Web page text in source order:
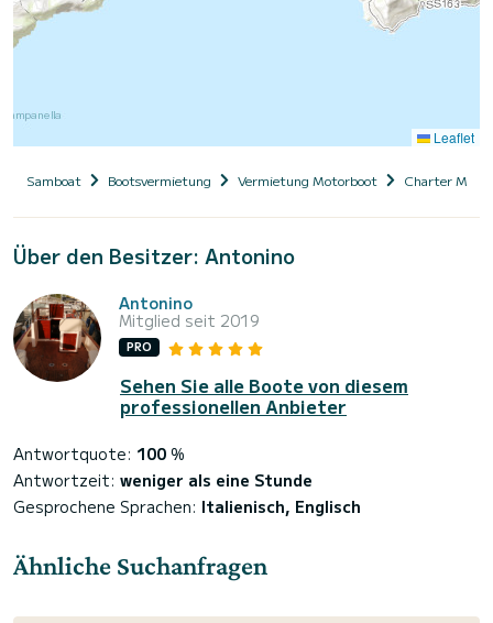
Leaflet
Samboat Bootsvermietung Vermietung Motorboot Charter
Über den Besitzer: Antonino
Antonino
Mitglied seit 2019
PRO
Sehen Sie alle Boote von diesem
professionellen Anbieter
Antwortquote: 100 %
Antwortzeit: weniger als eine Stunde
Gesprochene Sprachen: Italienisch, Englisch
Ähnliche Suchanfragen